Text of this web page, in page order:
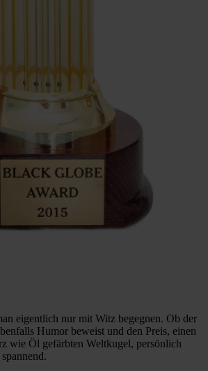
eigentlich nur mit Witz begegnen. Ob der
Humor beweist und den Preis, einen
wie Öl gefärbten Weltkugel, persönlich